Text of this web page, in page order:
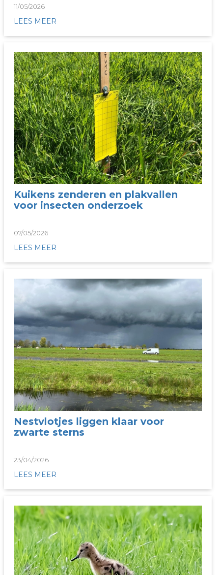
11/05/2026
LEES MEER
Kuikens zenderen en plakvallen
voor insecten onderzoek
07/05/2026
LEES MEER
Nestvlotjes liggen klaar voor
zwarte sterns
23/04/2026
LEES MEER